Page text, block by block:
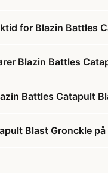
for Blazin Battles
Blazin Battles
Battles Catapult
Blast Gronckle